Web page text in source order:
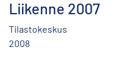
Liikenne 2007
Tilastokeskus
2008